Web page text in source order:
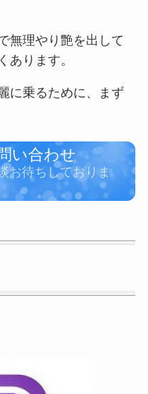
無理やり艶を出して
あります。
に乗るために、まず
い合わせ
お待ちしておりま